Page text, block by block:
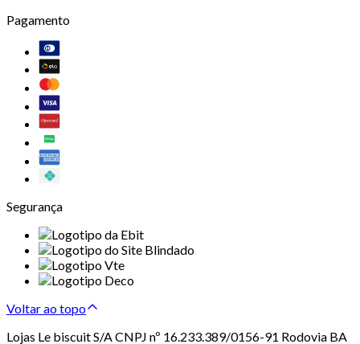
Pagamento
Segurança
Voltar ao topo
Lojas Le biscuit S/A CNPJ nº 16.233.389/0156-91 Rodovia BA